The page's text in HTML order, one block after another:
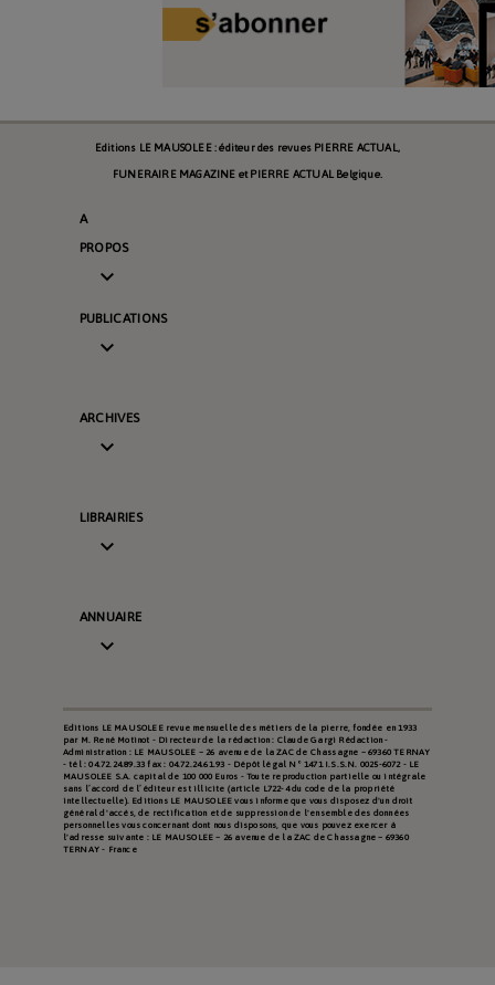
Editions LE MAUSOLEE : éditeur des revues PIERRE ACTUAL,
FUNERAIRE MAGAZINE et PIERRE ACTUAL Belgique.
A
PROPOS

PUBLICATIONS

ARCHIVES

LIBRAIRIES

ANNUAIRE

Editions LE MAUSOLEE revue mensuelle des métiers de la pierre, fondée en 1933
par M. René Motinot - Directeur de la rédaction : Claude Gargi Rédaction -
Administration : LE MAUSOLEE – 26 avenue de la ZAC de Chassagne – 69360 TERNAY
- tél : 04.72.24.89.33 fax : 04.72.24.61.93 - Dépôt légal N° 1471 I.S.S.N. 0025-6072 - LE
MAUSOLEE S.A. capital de 100 000 Euros - Toute reproduction partielle ou intégrale
sans l’accord de l’éditeur est illicite (article L722-4 du code de la propriété
intellectuelle). Editions LE MAUSOLEE vous informe que vous disposez d'un droit
général d'accès, de rectification et de suppression de l'ensemble des données
personnelles vous concernant dont nous disposons, que vous pouvez exercer à
l'adresse suivante : LE MAUSOLEE – 26 avenue de la ZAC de Chassagne – 69360
TERNAY - France